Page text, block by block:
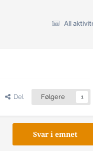
All
Del Følgere 1
Svar i emnet